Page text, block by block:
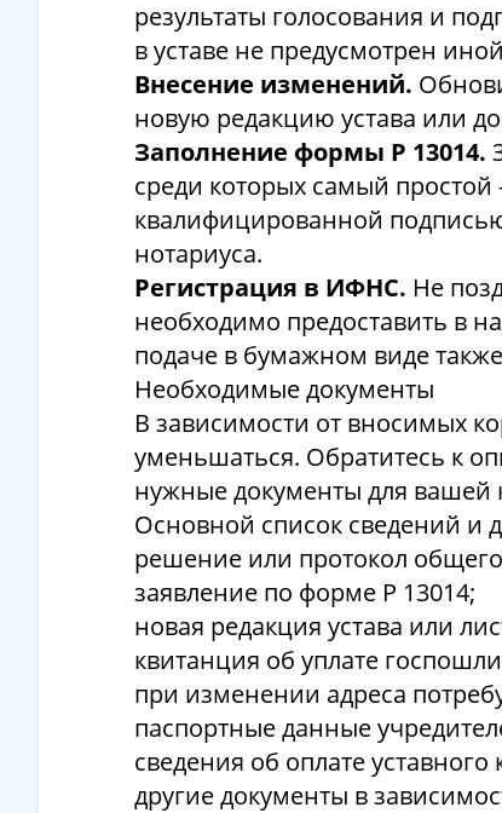
результаты голосования и
в уставе не предусмотрен
Внесение изменений.
новую редакцию устава или
Заполнение формы Р 13014.
среди которых самый
квалифицированной
нотариуса.
Регистрация в ИФНС. Не
необходимо предоставить в
подаче в бумажном виде
Необходимые документы
В зависимости от вносимых
уменьшаться. Обратитесь к
нужные документы для вашей
Основной список сведений и
решение или протокол
заявление по форме Р 13014;
новая редакция устава или
квитанция об уплате
при изменении адреса
паспортные данные
сведения об оплате уставного
другие документы в